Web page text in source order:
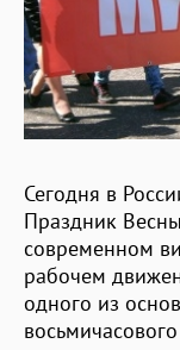
Сегодня в
Праздник
современном
рабочем
одного из